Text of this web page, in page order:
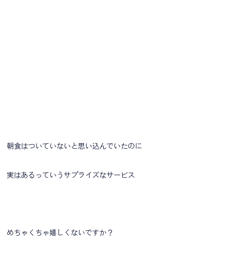
朝食はついていないと思い込んでいたのに
実はあるっていうサプライズなサービス
めちゃくちゃ嬉しくないですか？